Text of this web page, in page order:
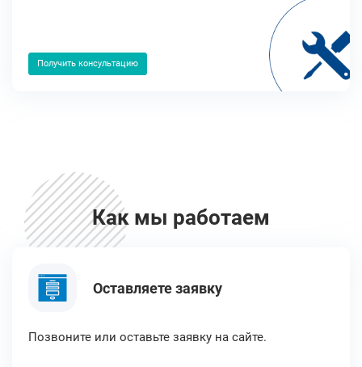
Получить консультацию
Как мы работаем
Оставляете заявку
Позвоните или оставьте заявку на сайте.